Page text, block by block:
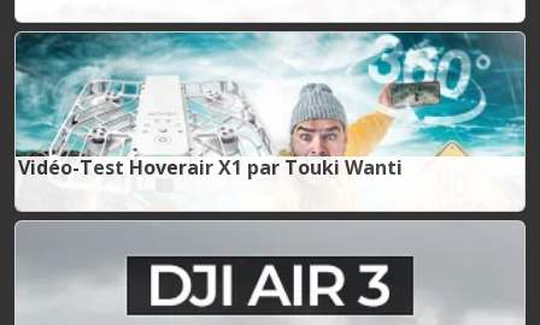
Vidéo-Test Hoverair X1 par Touki Wanti